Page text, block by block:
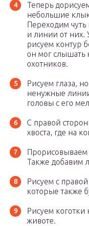
Теперь
небольшие
Переходим
и линии от них.
рисуем контур
он мог слышать
охотников.
Рисуем глаза,
ненужные
головы с его
С правой
хвоста, где на
Прорисовываем
Также добавим
Рисуем с
которые также
Рисуем
животе.